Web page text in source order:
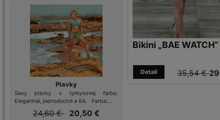
Plavky
Sexy plavky v tyrkysovej farbe.
Elegantné, jednoduché a šik. Farba:...
24,60 € 20,50 €
Bikini „BAE WATCH“
35,54 €
Detail